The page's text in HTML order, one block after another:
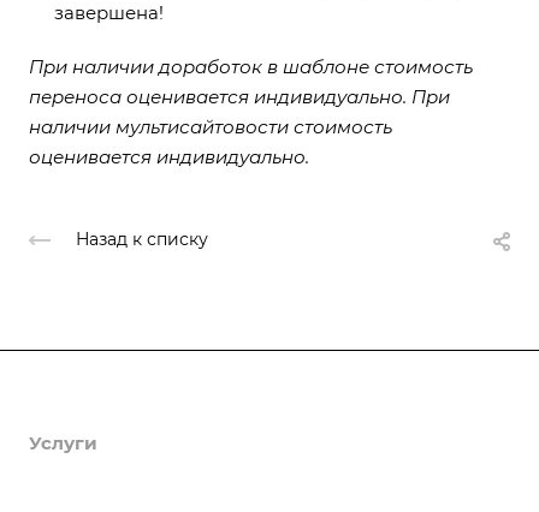
завершена!
При наличии доработок в шаблоне стоимость
переноса оценивается индивидуально. При
наличии мультисайтовости стоимость
оценивается индивидуально.
Назад к списку
Услуги